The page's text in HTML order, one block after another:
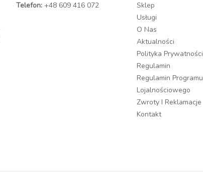
Telefon: +48 609 416 072
Sklep
Usługi
O Nas
Aktualności
Polityka Prywatności
Regulamin
Regulamin Programu
Lojalnościowego
Zwroty I Reklamacje
Kontakt